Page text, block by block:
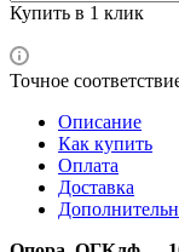
Купить в 1 клик
Точное
Описание
Как купить
Оплата
Доставка